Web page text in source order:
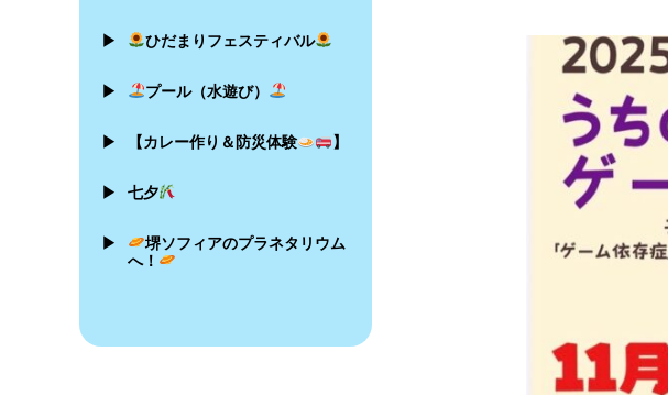
▶ ひだまりフェスティバル
▶ プール（水遊び）
▶ 【カレー作り＆防災体験 】
▶ 七夕
▶
堺ソフィアのプラネタリウム
へ！